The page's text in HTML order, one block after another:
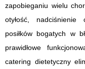
zapobieganiu wielu
otyłość, nadciśnienie
posiłków bogatych w
prawidłowe
catering dietetyczny